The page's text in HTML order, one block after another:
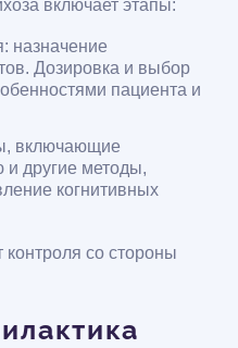
включает этапы:
назначение
Дозировка и выбор
пациента и
включающие
и другие методы,
когнитивных
контроля со стороны